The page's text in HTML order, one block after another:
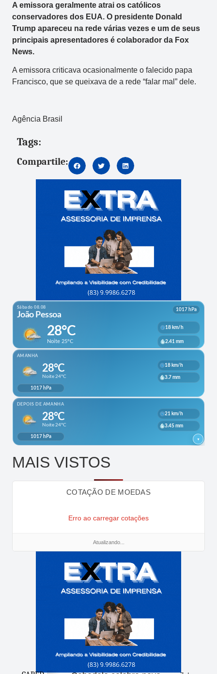
A emissora geralmente atrai os católicos
conservadores dos EUA. O presidente Donald
Trump apareceu na rede várias vezes e um de seus
principais apresentadores é colaborador da Fox
News.
A emissora criticava ocasionalmente o falecido papa
Francisco, que se queixava de a rede “falar mal” dele.
Agência Brasil
Tags:
Compartile:
MAIS VISTOS
COTAÇÃO DE MOEDAS
Erro ao carregar cotações
Atualizando...